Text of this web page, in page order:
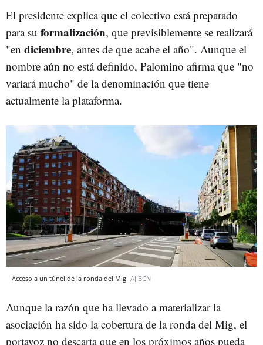
El presidente explica que el colectivo está preparado
para su formalización, que previsiblemente se realizará
"en diciembre, antes de que acabe el año". Aunque el
nombre aún no está definido, Palomino afirma que "no
variará mucho" de la denominación que tiene
actualmente la plataforma.
Acceso a un túnel de la ronda del Mig AJ BCN
Aunque la razón que ha llevado a materializar la
asociación ha sido la cobertura de la ronda del Mig, el
portavoz no descarta que en los próximos años pueda